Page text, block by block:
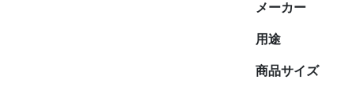
メーカー
用途
商品サイズ